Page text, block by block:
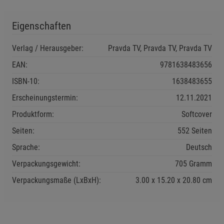
Eigenschaften
Verlag / Herausgeber:
Pravda TV, Pravda TV, Pravda TV
EAN:
9781638483656
ISBN-10:
1638483655
Erscheinungstermin:
12.11.2021
Produktform:
Softcover
Seiten:
552 Seiten
Sprache:
Deutsch
Verpackungsgewicht:
705 Gramm
Verpackungsmaße (LxBxH):
3.00 15.20 20.80 cm
Beschreibung Notwendige Cookies
Funktionale Cookies (1) Funktionale
Beschreibung Funktionale Cookies
Cookie-Informationen
Statistik Cookies (2) Statistik Cookies
Cookie-Informationen